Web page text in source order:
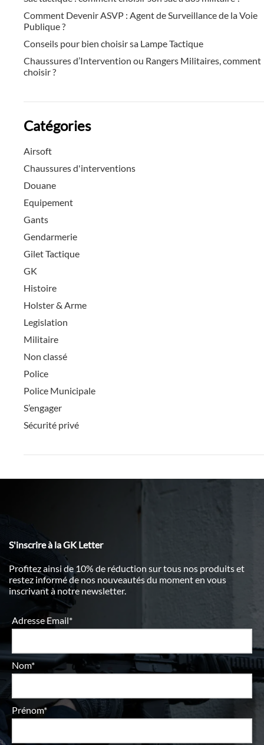
Comment Devenir ASVP : Agent de Surveillance de la Voie
Publique ?
Conseils pour bien choisir sa Lampe Tactique
Chaussures d’Intervention ou Rangers Militaires, comment
choisir ?
Catégories
Airsoft
Chaussures d'interventions
Douane
Equipement
Gants
Gendarmerie
Gilet Tactique
GK
Histoire
Holster & Arme
Legislation
Militaire
Non classé
Police
Police Municipale
S’engager
Sécurité privé
S'inscrire à la GK Letter
Profitez ainsi de 10% de réduction sur tous nos produits et
restez informé de nos nouveautés du moment en vous
inscrivant à notre newsletter.
Adresse Email*
Nom*
Prénom*